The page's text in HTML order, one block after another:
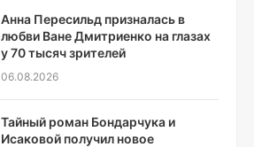
Анна Пересильд призналась в
любви Ване Дмитриенко на глазах
у 70 тысяч зрителей
06.08.2026
Тайный роман Бондарчука и
Исаковой получил новое